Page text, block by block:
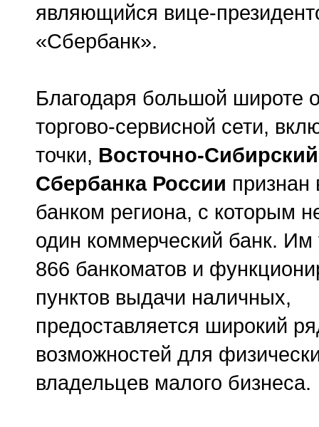
являющийся вице-
«Сбербанк».
Благодаря большой широте
торгово-сервисной сети,
точки, Восточно-
Сбербанка России
банком региона, с которым
один коммерческий банк. Им
866 банкоматов и
пунктов выдачи наличных,
предоставляется широкий
возможностей для
владельцев малого бизнеса.